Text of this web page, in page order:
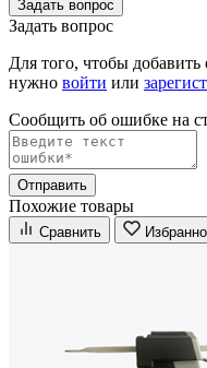
Задать вопрос
Задать вопрос
Для того, чтобы
нужно войти или
Сообщить об ошибке на
Отправить
Похожие товары
Сравнить